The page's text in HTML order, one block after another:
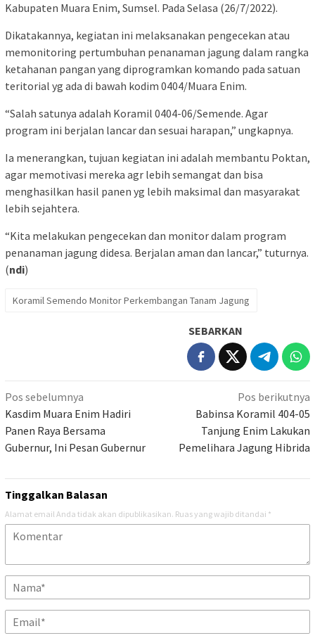
Kabupaten Muara Enim, Sumsel. Pada Selasa (26/7/2022).
Dikatakannya, kegiatan ini melaksanakan pengecekan atau
memonitoring pertumbuhan penanaman jagung dalam rangka
ketahanan pangan yang diprogramkan komando pada satuan
teritorial yg ada di bawah kodim 0404/Muara Enim.
“Salah satunya adalah Koramil 0404-06/Semende. Agar
program ini berjalan lancar dan sesuai harapan,” ungkapnya.
Ia menerangkan, tujuan kegiatan ini adalah membantu Poktan,
agar memotivasi mereka agr lebih semangat dan bisa
menghasilkan hasil panen yg lebih maksimal dan masyarakat
lebih sejahtera.
“Kita melakukan pengecekan dan monitor dalam program
penanaman jagung didesa. Berjalan aman dan lancar,” tuturnya.
(ndi)
Koramil Semendo Monitor Perkembangan Tanam Jagung
SEBARKAN
Navigasi
pos
Pos sebelumnya
Kasdim Muara Enim Hadiri
Panen Raya Bersama
Gubernur, Ini Pesan Gubernur
Pos berikutnya
Babinsa Koramil 404-05
Tanjung Enim Lakukan
Pemelihara Jagung Hibrida
Tinggalkan Balasan
Alamat email Anda tidak akan dipublikasikan. Ruas yang wajib ditandai *